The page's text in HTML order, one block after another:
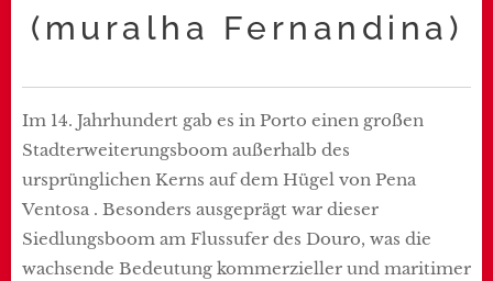
(muralha Fernandina)
Im 14. Jahrhundert gab es in Porto einen großen
Stadterweiterungsboom außerhalb des
ursprünglichen Kerns auf dem Hügel von Pena
Ventosa . Besonders ausgeprägt war dieser
Siedlungsboom am Flussufer des Douro, was die
wachsende Bedeutung kommerzieller und maritimer